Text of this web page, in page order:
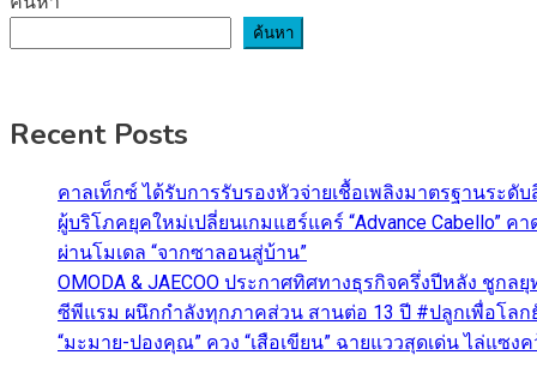
ค้นหา
Recent Posts
คาลเท็กซ์ ได้รับการรับรองหัวจ่ายเชื้อเพลิงมาตรฐานร
ผู้บริโภคยุคใหม่เปลี่ยนเกมแฮร์แคร์ “Advance
ผ่านโมเดล “จากซาลอนสู่บ้าน”
OMODA & JAECOO ประกาศทิศทางธุรกิจครึ่งปีหลัง ชูกล
ซีพีแรม ผนึกกำลังทุกภาคส่วน สานต่อ 13 ปี #ปลูกเพื่อโลก
“มะมาย-ปองคุณ” ควง “เสือเขียน” ฉายแววสุดเด่น ไล่แ